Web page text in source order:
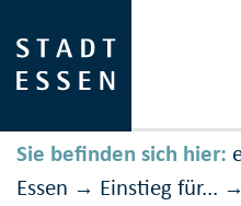
Sie befinden sich hier:
Essen → Einstieg für... →